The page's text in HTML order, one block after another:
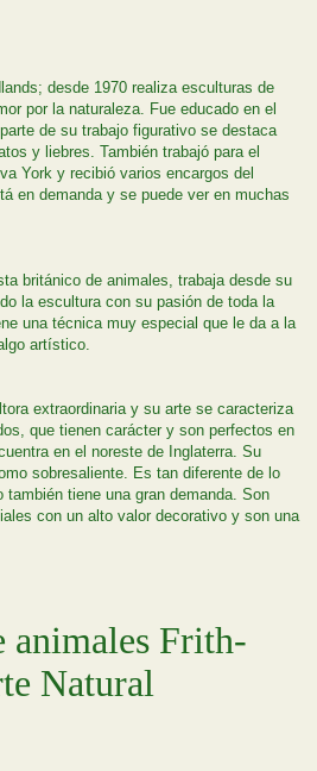
desde 1970 realiza esculturas de
por la naturaleza. Fue educado en el
de su trabajo figurativo se destaca
y liebres. También trabajó para el
York y recibió varios encargos del
en demanda y se puede ver en muchas
británico de animales, trabaja desde su
la escultura con su pasión de toda la
una técnica muy especial que le da a la
artístico.
extraordinaria y su arte se caracteriza
que tienen carácter y son perfectos en
en el noreste de Inglaterra. Su
sobresaliente. Es tan diferente de lo
también tiene una gran demanda. Son
con un alto valor decorativo y son una
animales Frith-
Natural